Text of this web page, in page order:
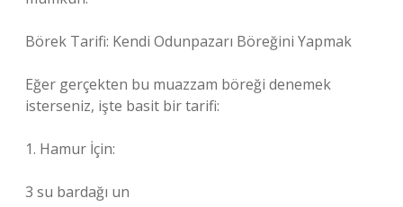
Börek Tarifi: Kendi Odunpazarı Böreğini Yapmak
Eğer gerçekten bu muazzam böreği denemek
isterseniz, işte basit bir tarifi:
1. Hamur İçin:
3 su bardağı un